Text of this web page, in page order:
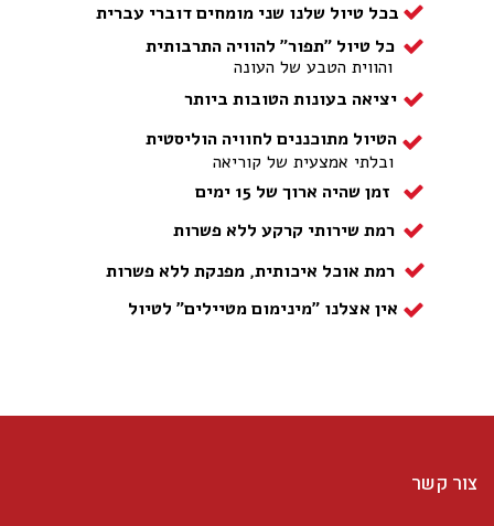
בכל טיול שלנו שני מומחים דוברי עברית
כל טיול "תפור" להוויה התרבותית
והווית הטבע של העונה
יציאה בעונות הטובות ביותר
הטיול מתוכננים לחוויה הוליסטית
ובלתי אמצעית של קוריאה
זמן שהיה ארוך של 15 ימים
רמת שירותי קרקע ללא פשרות
רמת אוכל איכותית, מפנקת ללא פשרות
אין אצלנו "מינימום מטיילים" לטיול
צור קשר